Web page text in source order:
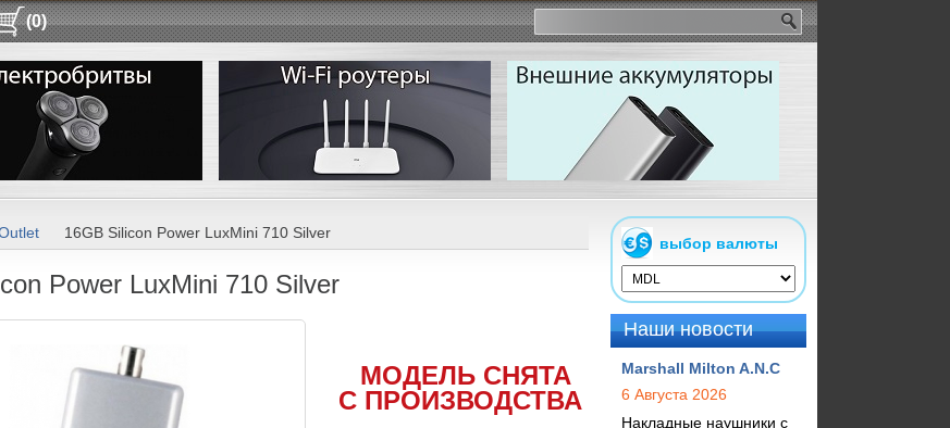
(0)
16GB Silicon Power LuxMini 710 Silver
Power LuxMini 710 Silver
МОДЕЛЬ СНЯТА
С ПРОИЗВОДСТВА
выбор валюты
Наши новости
Marshall Milton A.N.C
6 Августа 2026
Накладные наушники с